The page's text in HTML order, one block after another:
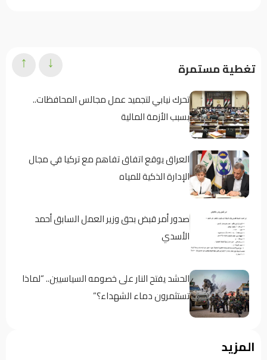
تغطية مستمرة
تحرك نيابي لتجميد عمل مجالس المحافظات..
بسبب الأزمة المالية
العراق يوقع اتفاق تفاهم مع تركيا في مجال
الإدارة الذكية للمياه
صدور أمر قبض بحق وزير العمل السابق أحمد
الأسدي
الحشد يفتح النار على خصومه السياسيين.. “لماذا
تستثمرون دماء الشهداء؟”
↓
↑
المزيد